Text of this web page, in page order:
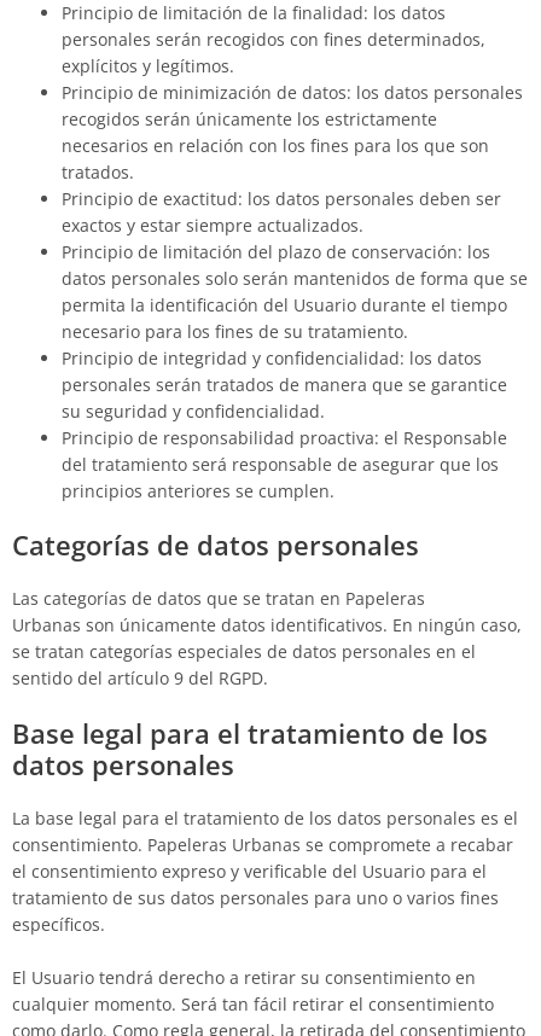
Principio de limitación de la finalidad: los datos
personales serán recogidos con fines determinados,
explícitos y legítimos.
Principio de minimización de datos: los datos personales
recogidos serán únicamente los estrictamente
necesarios en relación con los fines para los que son
tratados.
Principio de exactitud: los datos personales deben ser
exactos y estar siempre actualizados.
Principio de limitación del plazo de conservación: los
datos personales solo serán mantenidos de forma que se
permita la identificación del Usuario durante el tiempo
necesario para los fines de su tratamiento.
Principio de integridad y confidencialidad: los datos
personales serán tratados de manera que se garantice
su seguridad y confidencialidad.
Principio de responsabilidad proactiva: el Responsable
del tratamiento será responsable de asegurar que los
principios anteriores se cumplen.
Categorías de datos personales
Las categorías de datos que se tratan en Papeleras
Urbanas son únicamente datos identificativos. En ningún caso,
se tratan categorías especiales de datos personales en el
sentido del artículo 9 del RGPD.
Base legal para el tratamiento de los
datos personales
La base legal para el tratamiento de los datos personales es el
consentimiento. Papeleras Urbanas se compromete a recabar
el consentimiento expreso y verificable del Usuario para el
tratamiento de sus datos personales para uno o varios fines
específicos.
El Usuario tendrá derecho a retirar su consentimiento en
cualquier momento. Será tan fácil retirar el consentimiento
como darlo. Como regla general, la retirada del consentimiento